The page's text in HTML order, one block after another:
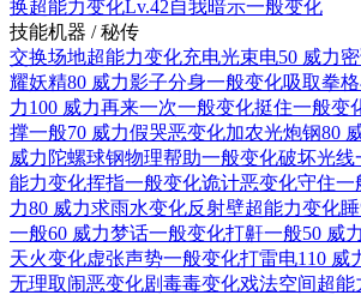
换超能力变化Lv.42自我暗示一般变化
技能机器 / 秘传
交换场地超能力变化充电光束电50 威力
耀妖精80 威力影子分身一般变化吸取拳
力100 威力再来一次一般变化挺住一般变
撑一般70 威力假哭恶变化加农光炮钢80
威力 陀螺球钢物理帮助一般变化破坏光线
能力变化挥指一般变化诡计恶变化守住一
力80 威力求雨水变化反射壁超能力变化
一般60 威力梦话一般变化打鼾一般50 威力
天火变化虚张声势一般变化打雷电110 威
无理取闹恶变化剧毒毒变化戏法空间超能